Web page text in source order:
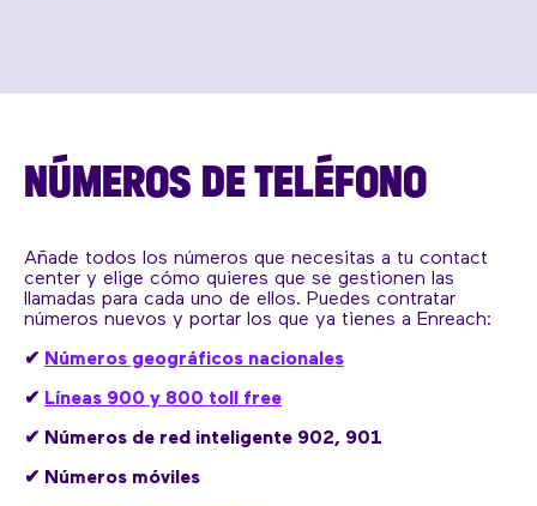
NÚMEROS DE TELÉFONO
Añade todos los números que necesitas a tu contact
center y elige cómo quieres que se gestionen las
llamadas para cada uno de ellos. Puedes contratar
números nuevos y portar los que ya tienes a Enreach:
✔ Números geográficos nacionales
✔ Líneas 900 y 800 toll free
✔ Números de red inteligente 902, 901
✔ Números móviles